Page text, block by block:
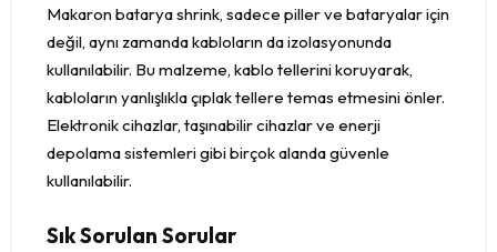
Makaron batarya shrink, sadece piller ve bataryalar için
değil, aynı zamanda kabloların da izolasyonunda
kullanılabilir. Bu malzeme, kablo tellerini koruyarak,
kabloların yanlışlıkla çıplak tellere temas etmesini önler.
Elektronik cihazlar, taşınabilir cihazlar ve enerji
depolama sistemleri gibi birçok alanda güvenle
kullanılabilir.
Sık Sorulan Sorular